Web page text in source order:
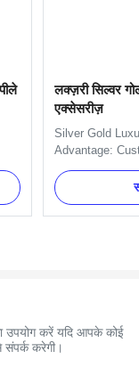
लक्ज़री सिल्वर
एक्सेसरीज़
Silver Gold
Advantage:
countries. Let
professional
funeral
उपयोग करें यदि आपके कोई
करेगी।